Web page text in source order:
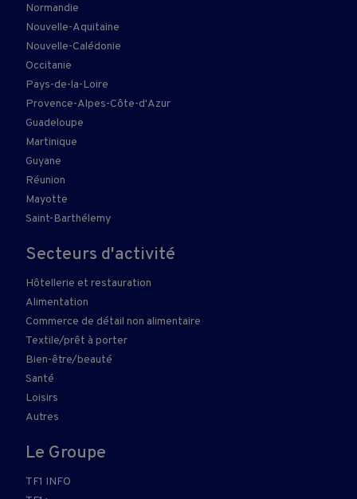
Normandie
Nouvelle-Aquitaine
Nouvelle-Calédonie
Occitanie
Pays-de-la-Loire
Provence-Alpes-Côte-d'Azur
Guadeloupe
Martinique
Guyane
Réunion
Mayotte
Saint-Barthélemy
Secteurs d'activité
Hôtellerie et restauration
Alimentation
Commerce de détail non alimentaire
Textile/prêt à porter
Bien-être/beauté
Santé
Loisirs
Autres
Le Groupe
TF1 INFO